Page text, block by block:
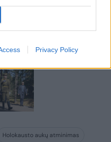
Privacy Policy
Holokausto aukų atminimas